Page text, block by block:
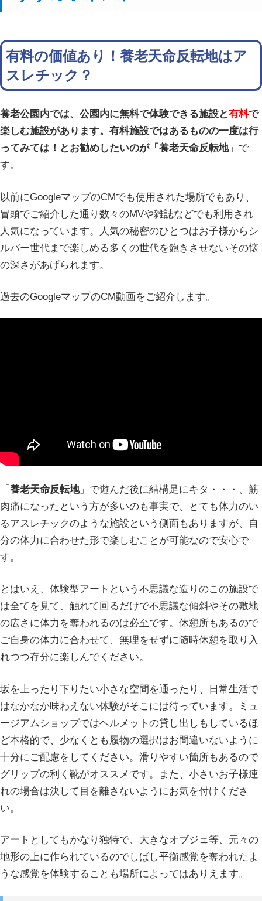
有料の価値あり！養老天命反転地はア
スレチック？
養老公園内では、公園内に無料で体験できる施設と有料で
楽しむ施設があります。有料施設ではあるものの一度は行
ってみては！とお勧めしたいのが「 養老天命反転地」で
す。
以前にGoogleマップのCMでも使用された場所でもあり、
冒頭でご紹介した通り数々のMVや雑誌などでも利用され
人気になっています。人気の秘密のひとつはお子様からシ
ルバー世代まで楽しめる多くの世代を飽きさせないその懐
の深さがあげられます。
過去のGoogleマップのCM動画をご紹介します。
「 養老天命反転地」で遊んだ後に結構足にキタ・・・、筋
肉痛になったという方が多いのも事実で、とても体力のい
るアスレチックのような施設という側面もありますが、自
分の体力に合わせた形で楽しむことが可能なので安心で
す。
とはいえ、体験型アートという不思議な造りのこの施設で
は全てを見て、触れて回るだけで不思議な傾斜やその敷地
の広さに体力を奪われるのは必至です。休憩所もあるので
ご自身の体力に合わせて、無理をせずに随時休憩を取り入
れつつ存分に楽しんでください。
坂を上ったり下りたい小さな空間を通ったり、日常生活で
はなかなか味わえない体験がそこには待っています。ミュ
ージアムショップではヘルメットの貸し出しもしているほ
ど本格的で、少なくとも履物の選択はお間違いないように
十分にご配慮をしてください。滑りやすい箇所もあるので
グリップの利く靴がオススメです。また、小さいお子様連
れの場合は決して目を離さないようにお気を付けくださ
い。
アートとしてもかなり独特で、大きなオブジェ等、元々の
地形の上に作られているのでしばし平衡感覚を奪われたよ
うな感覚を体験することも場所によってはありえます。